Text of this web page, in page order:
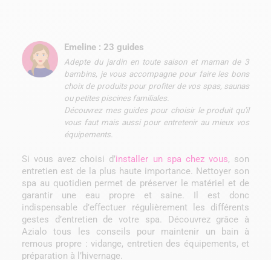
Emeline : 23 guides
Adepte du jardin en toute saison et maman de 3
bambins, je vous accompagne pour faire les bons
choix de produits pour profiter de vos spas, saunas
ou petites piscines familiales.
Découvrez mes guides pour choisir le produit qu'il
vous faut mais aussi pour entretenir au mieux vos
équipements.
Si vous avez choisi d’installer un spa chez vous, son
entretien est de la plus haute importance. Nettoyer son
spa au quotidien permet de préserver le matériel et de
garantir une eau propre et saine. Il est donc
indispensable d’effectuer régulièrement les différents
gestes d’entretien de votre spa. Découvrez grâce à
Azialo tous les conseils pour maintenir un bain à
remous propre : vidange, entretien des équipements, et
préparation à l’hivernage.